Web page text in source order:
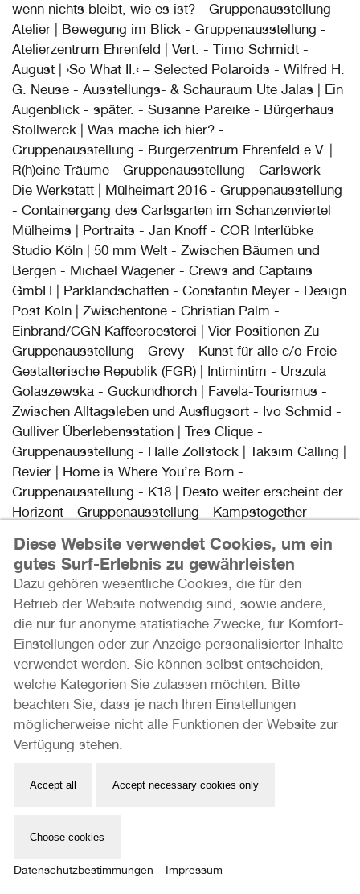
wenn nichts bleibt, wie es ist? - Gruppenausstellung -
Atelier | Bewegung im Blick - Gruppenausstellung -
Atelierzentrum Ehrenfeld | Vert. - Timo Schmidt -
August | ›So What II.‹ – Selected Polaroids - Wilfred H.
G. Neuse - Ausstellungs- & Schauraum Ute Jalas | Ein
Augenblick - später. - Susanne Pareike - Bürgerhaus
Stollwerck | Was mache ich hier? -
Gruppenausstellung - Bürgerzentrum Ehrenfeld e.V. |
R(h)eine Träume - Gruppenausstellung - Carlswerk -
Die Werkstatt | Mülheimart 2016 - Gruppenausstellung
- Containergang des Carlsgarten im Schanzenviertel
Mülheims | Portraits - Jan Knoff - COR Interlübke
Studio Köln | 50 mm Welt - Zwischen Bäumen und
Bergen - Michael Wagener - Crews and Captains
GmbH | Parklandschaften - Constantin Meyer - Design
Post Köln | Zwischentöne - Christian Palm -
Einbrand/CGN Kaffeeroesterei | Vier Positionen Zu -
Gruppenausstellung - Grevy - Kunst für alle c/o Freie
Gestalterische Republik (FGR) | Intimintim - Urszula
Golaszewska - Guckundhorch | Favela-Tourismus -
Zwischen Alltagsleben und Ausflugsort - Ivo Schmid -
Gulliver Überlebensstation | Tres Clique -
Gruppenausstellung - Halle Zollstock | Taksim Calling |
Revier | Home is Where You’re Born -
Gruppenausstellung - K18 | Desto weiter erscheint der
Horizont - Gruppenausstellung - Kampstogether -
Wylie - Koeln-Art-Projects | Stream - Ralf Tietz -
Kölner Filmhaus | Momentaufnahme - Kontrastlabor
zum 30. Geburtstag - Gruppenausstellung -
Kontrastlabor | Rückzugsort Schrebergarten - Katja
Richter - Kunst im Salon | Gesichter der Flucht -
Gruppenausstellung - Lindgens Kantine | Back to
Rojava - Mark Mühlhaus - Naturfreundehaus Köln Kalk
| Menschenräume - Gruppenausstellung - Odonien
(gegenüber dem Pascha) | Alle Systeme arbeiten
einwandfrei - Gruppenausstellung - Plot | 50 Rupees
Only – Straßenhändler in Rajastha -
Contraire - Gruppenausstellung - Rufffactory | Rhein
Kontrakt - Gruppenausstellung - Kontrakt |
Diversity, Kommunales Integrationszentrum | Iris -
Diese Website verwendet Cookies, um ein
gutes Surf-Erlebnis zu gewährleisten
Dazu gehören wesentliche Cookies, die für den
Betrieb der Website notwendig sind, sowie andere,
die nur für anonyme statistische Zwecke, für Komfort-
Einstellungen oder zur Anzeige personalisierter Inhalte
verwendet werden. Sie können selbst entscheiden,
welche Kategorien Sie zulassen möchten. Bitte
beachten Sie, dass je nach Ihren Einstellungen
möglicherweise nicht alle Funktionen der Website zur
Verfügung stehen.
Accept all Accept necessary cookies only
Choose cookies
Datenschutzbestimmungen Impressum